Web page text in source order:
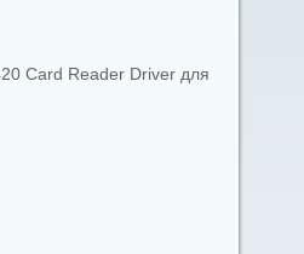
Card Reader Driver для